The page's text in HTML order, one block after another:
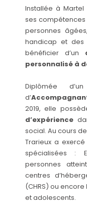
Installée à Martel
ses
personnes
handicap et des
bénéficier d’un
personnalisé à
Diplômée
d’
2019, elle
d’expérience
social. Au cours
Trarieux a
spécialisées :
personnes
centres
(CHRS) ou
et adolescents.